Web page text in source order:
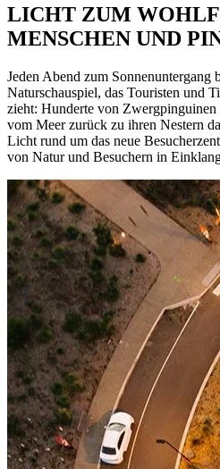
LICHT ZUM
MENSCHEN UND
Jeden Abend zum Sonnenuntergang
Naturschauspiel, das Touristen und
zieht: Hunderte von Zwergpinguinen
vom Meer zurück zu ihren Nestern
Licht rund um das neue
von Natur und Besuchern in